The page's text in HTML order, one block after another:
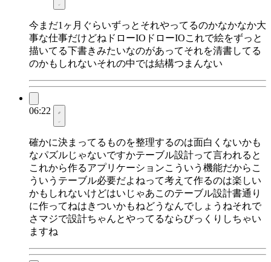
今まだ1ヶ月ぐらいずっとそれやってるのかなかなか大
事な仕事だけどねドローIOドローIOこれで絵をずっと
描いてる下書きみたいなのがあってそれを清書してる
のかもしれないそれの中では結構つまんない
06:22
確かに決まってるものを整理するのは面白くないかも
なパズルじゃないですかテーブル設計って言われると
これから作るアプリケーションこういう機能だからこ
ういうテーブル必要だよねって考えて作るのは楽しい
かもしれないけどはいじゃあこのテーブル設計書通り
に作ってねはきついかもねどうなんでしょうねそれで
さマジで設計ちゃんとやってるならびっくりしちゃい
ますね